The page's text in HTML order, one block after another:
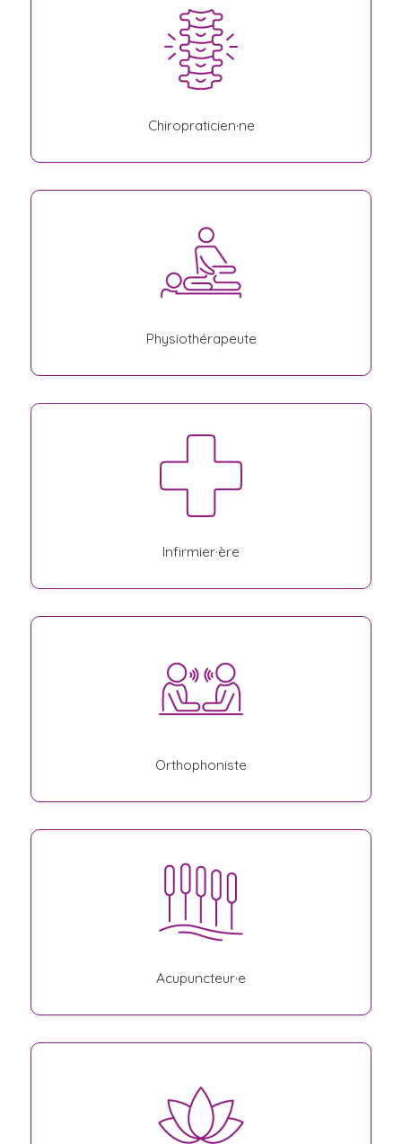
Chiropraticien·ne
Physiothérapeute
Infirmier·ère
Orthophoniste
Acupuncteur·e